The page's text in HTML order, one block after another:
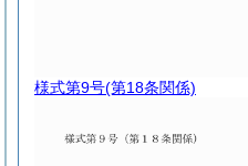
様式第9号(第18条関係)